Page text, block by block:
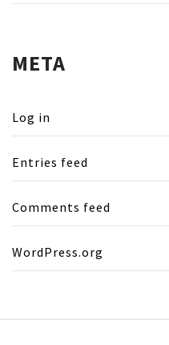
META
Log in
Entries feed
Comments feed
WordPress.org